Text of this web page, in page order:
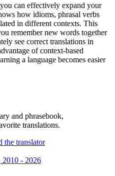
can effectively expand your
how idioms, phrasal verbs
in different contexts. This
remember new words together
see correct translations in
of context-based
a language becomes easier
and phrasebook,
translations.
- 2026